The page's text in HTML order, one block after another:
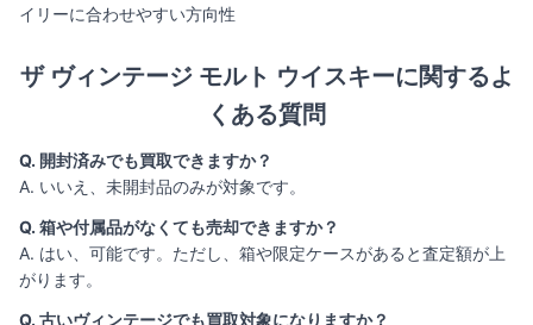
イリーに合わせやすい方向性
ザ ヴィンテージ モルト ウイスキーに関するよ
くある質問
Q. 開封済みでも買取できますか？
A. いいえ、未開封品のみが対象です。
Q. 箱や付属品がなくても売却できますか？
A. はい、可能です。ただし、箱や限定ケースがあると査定額が上
がります。
Q. 古いヴィンテージでも買取対象になりますか？